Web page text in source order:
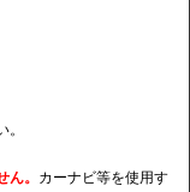
。 カーナビ等を使用す